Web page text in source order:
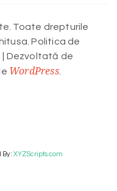
Toate drepturile
Politica de
| Dezvoltată de
WordPress.
: XYZScripts.com